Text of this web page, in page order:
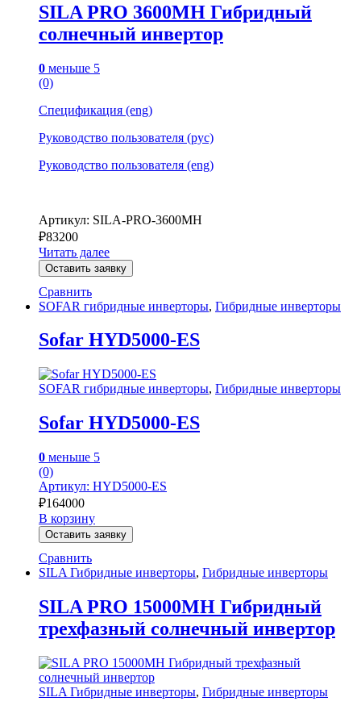
SILA PRO 3600MH Гибридный
солнечный инвертор
0 меньше 5
(0)
Спецификация (eng)
Руководство пользователя (рус)
Руководство пользователя (eng)
Артикул: SILA-PRO-3600MH
₽83200
Читать далее
Оставить заявку
Сравнить
SOFAR гибридные инверторы, Гибридные инверторы
Sofar HYD5000-ES
SOFAR гибридные инверторы, Гибридные инверторы
Sofar HYD5000-ES
0 меньше 5
(0)
Артикул: HYD5000-ES
₽164000
В корзину
Оставить заявку
Сравнить
SILA Гибридные инверторы, Гибридные инверторы
SILA PRO 15000MH Гибридный
трехфазный солнечный инвертор
SILA Гибридные инверторы, Гибридные инверторы